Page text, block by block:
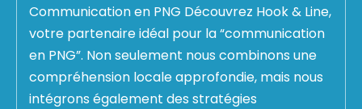
Communication en PNG Découvrez Hook & Line,
votre partenaire idéal pour la “communication
en PNG”. Non seulement nous combinons une
compréhension locale approfondie, mais nous
intégrons également des stratégies